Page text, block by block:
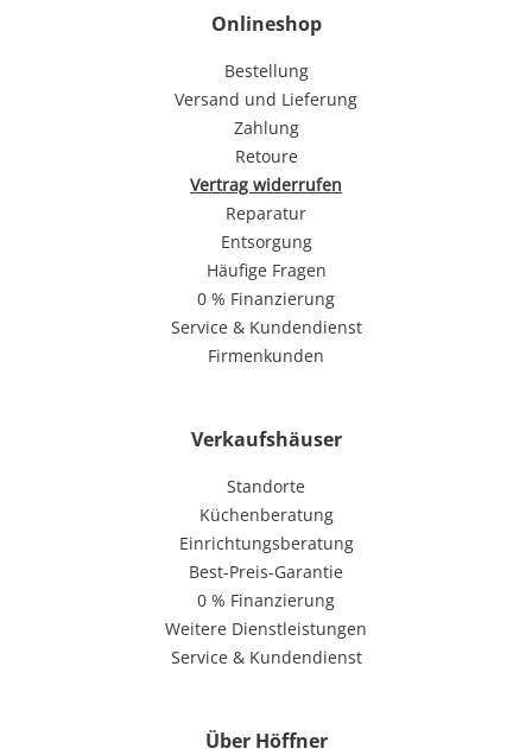
Onlineshop
Bestellung
Versand und Lieferung
Zahlung
Retoure
Vertrag widerrufen
Reparatur
Entsorgung
Häufige Fragen
0 % Finanzierung
Service & Kundendienst
Firmenkunden
Verkaufshäuser
Standorte
Küchenberatung
Einrichtungsberatung
Best-Preis-Garantie
0 % Finanzierung
Weitere Dienstleistungen
Service & Kundendienst
Über Höffner